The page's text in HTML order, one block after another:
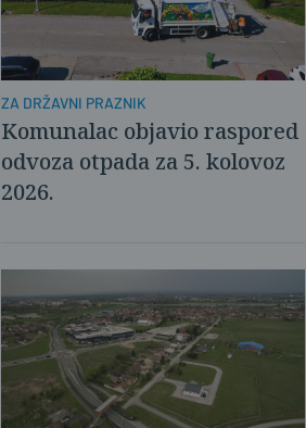
ZA DRŽAVNI PRAZNIK
Komunalac objavio raspored
odvoza otpada za 5. kolovoz
2026.